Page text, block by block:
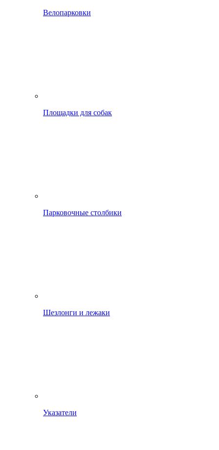
Велопарковки
Площадки для собак
Парковочные столбики
Шезлонги и лежаки
Указатели